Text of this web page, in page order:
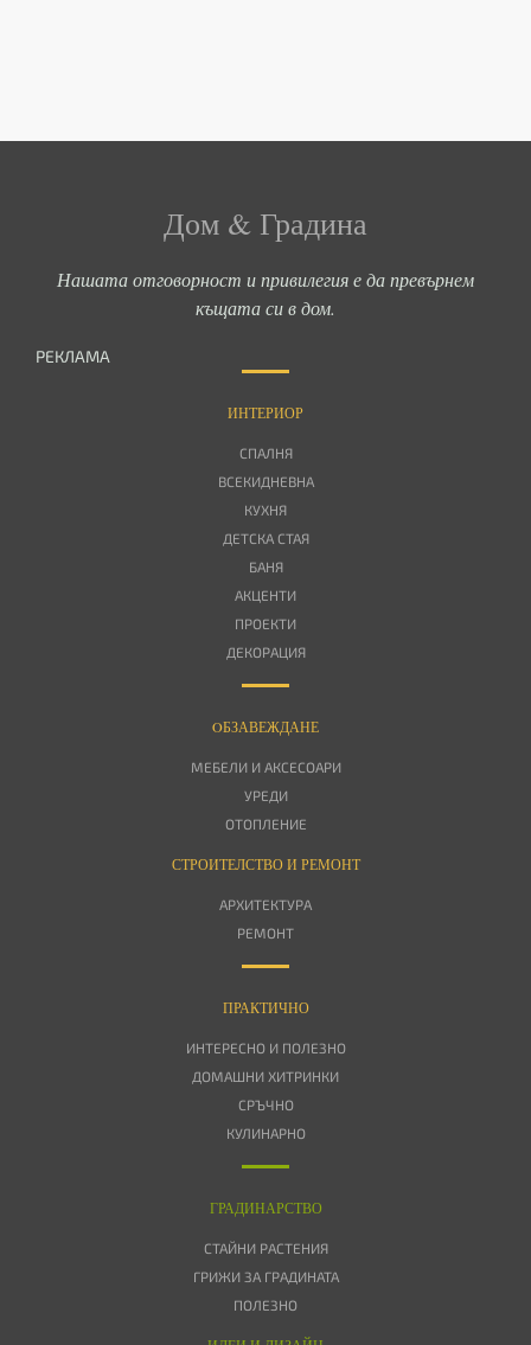
Дом & Градина
Нашата отговорност и привилегия е да превърнем
къщата си в дом.
РЕКЛАМА
ИНТЕРИОР
СПАЛНЯ
ВСЕКИДНЕВНА
КУХНЯ
ДЕТСКА СТАЯ
БАНЯ
АКЦЕНТИ
ПРОЕКТИ
ДЕКОРАЦИЯ
OБЗАВЕЖДАНЕ
МЕБЕЛИ И АКСЕСОАРИ
УРЕДИ
ОТОПЛЕНИЕ
СТРОИТЕЛСТВО И РЕМОНТ
АРХИТЕКТУРА
РЕМОНТ
ПРАКТИЧНО
ИНТЕРЕСНО И ПОЛЕЗНО
ДОМАШНИ ХИТРИНКИ
СРЪЧНО
КУЛИНАРНО
ГРАДИНАРСТВО
СТАЙНИ РАСТЕНИЯ
ГРИЖИ ЗА ГРАДИНАТА
ПОЛЕЗНО